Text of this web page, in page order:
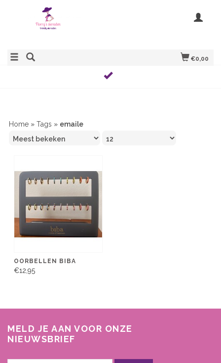
€0,00
Home » Tags » emaile
OORBELLEN BIBA
€12,95
MELD JE AAN VOOR ONZE
NIEUWSBRIEF